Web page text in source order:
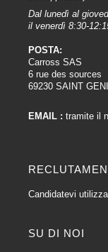
Dal lunedì al
il venerdì 8:30-
POSTA:
Carross SAS
6 rue des sources
69230 SAINT
EMAIL : tramite il
Candidatevi
SU DI NOI